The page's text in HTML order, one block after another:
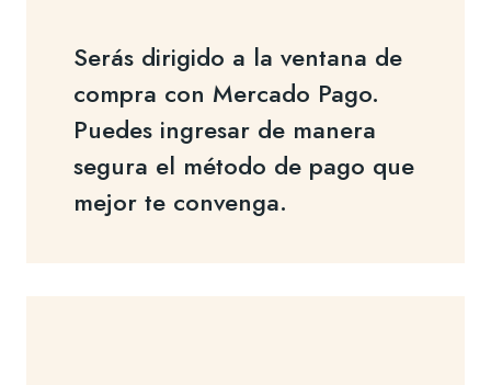
Serás dirigido a la ventana de
compra con Mercado Pago.
Puedes ingresar de manera
segura el método de pago que
mejor te convenga.